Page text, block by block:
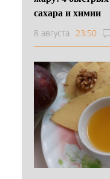
сахара и химии
8 августа 23:50